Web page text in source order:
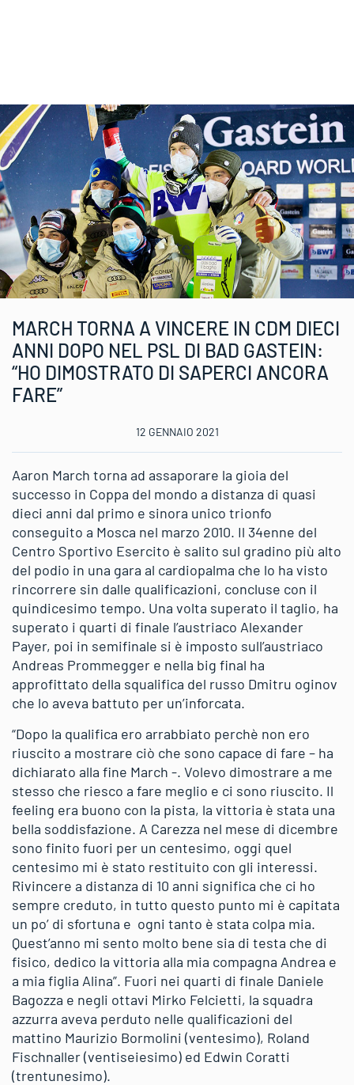
MARCH TORNA A VINCERE IN CDM DIECI
ANNI DOPO NEL PSL DI BAD GASTEIN:
“HO DIMOSTRATO DI SAPERCI ANCORA
FARE”
12 GENNAIO 2021
Aaron March torna ad assaporare la gioia del
successo in Coppa del mondo a distanza di quasi
dieci anni dal primo e sinora unico trionfo
conseguito a Mosca nel marzo 2010. Il 34enne del
Centro Sportivo Esercito è salito sul gradino più alto
del podio in una gara al cardiopalma che lo ha visto
rincorrere sin dalle qualificazioni, concluse con il
quindicesimo tempo. Una volta superato il taglio, ha
superato i quarti di finale l’austriaco Alexander
Payer, poi in semifinale si è imposto sull’austriaco
Andreas Prommegger e nella big final ha
approfittato della squalifica del russo Dmitru oginov
che lo aveva battuto per un’inforcata.
“Dopo la qualifica ero arrabbiato perchè non ero
riuscito a mostrare ciò che sono capace di fare – ha
dichiarato alla fine March -. Volevo dimostrare a me
stesso che riesco a fare meglio e ci sono riuscito. Il
feeling era buono con la pista, la vittoria è stata una
bella soddisfazione. A Carezza nel mese di dicembre
sono finito fuori per un centesimo, oggi quel
centesimo mi è stato restituito con gli interessi.
Rivincere a distanza di 10 anni significa che ci ho
sempre creduto, in tutto questo punto mi è capitata
un po’ di sfortuna e ogni tanto è stata colpa mia.
Quest’anno mi sento molto bene sia di testa che di
fisico, dedico la vittoria alla mia compagna Andrea e
a mia figlia Alina”. Fuori nei quarti di finale Daniele
Bagozza e negli ottavi Mirko Felcietti, la squadra
azzurra aveva perduto nelle qualificazioni del
mattino Maurizio Bormolini (ventesimo), Roland
Fischnaller (ventiseiesimo) ed Edwin Coratti
(trentunesimo).